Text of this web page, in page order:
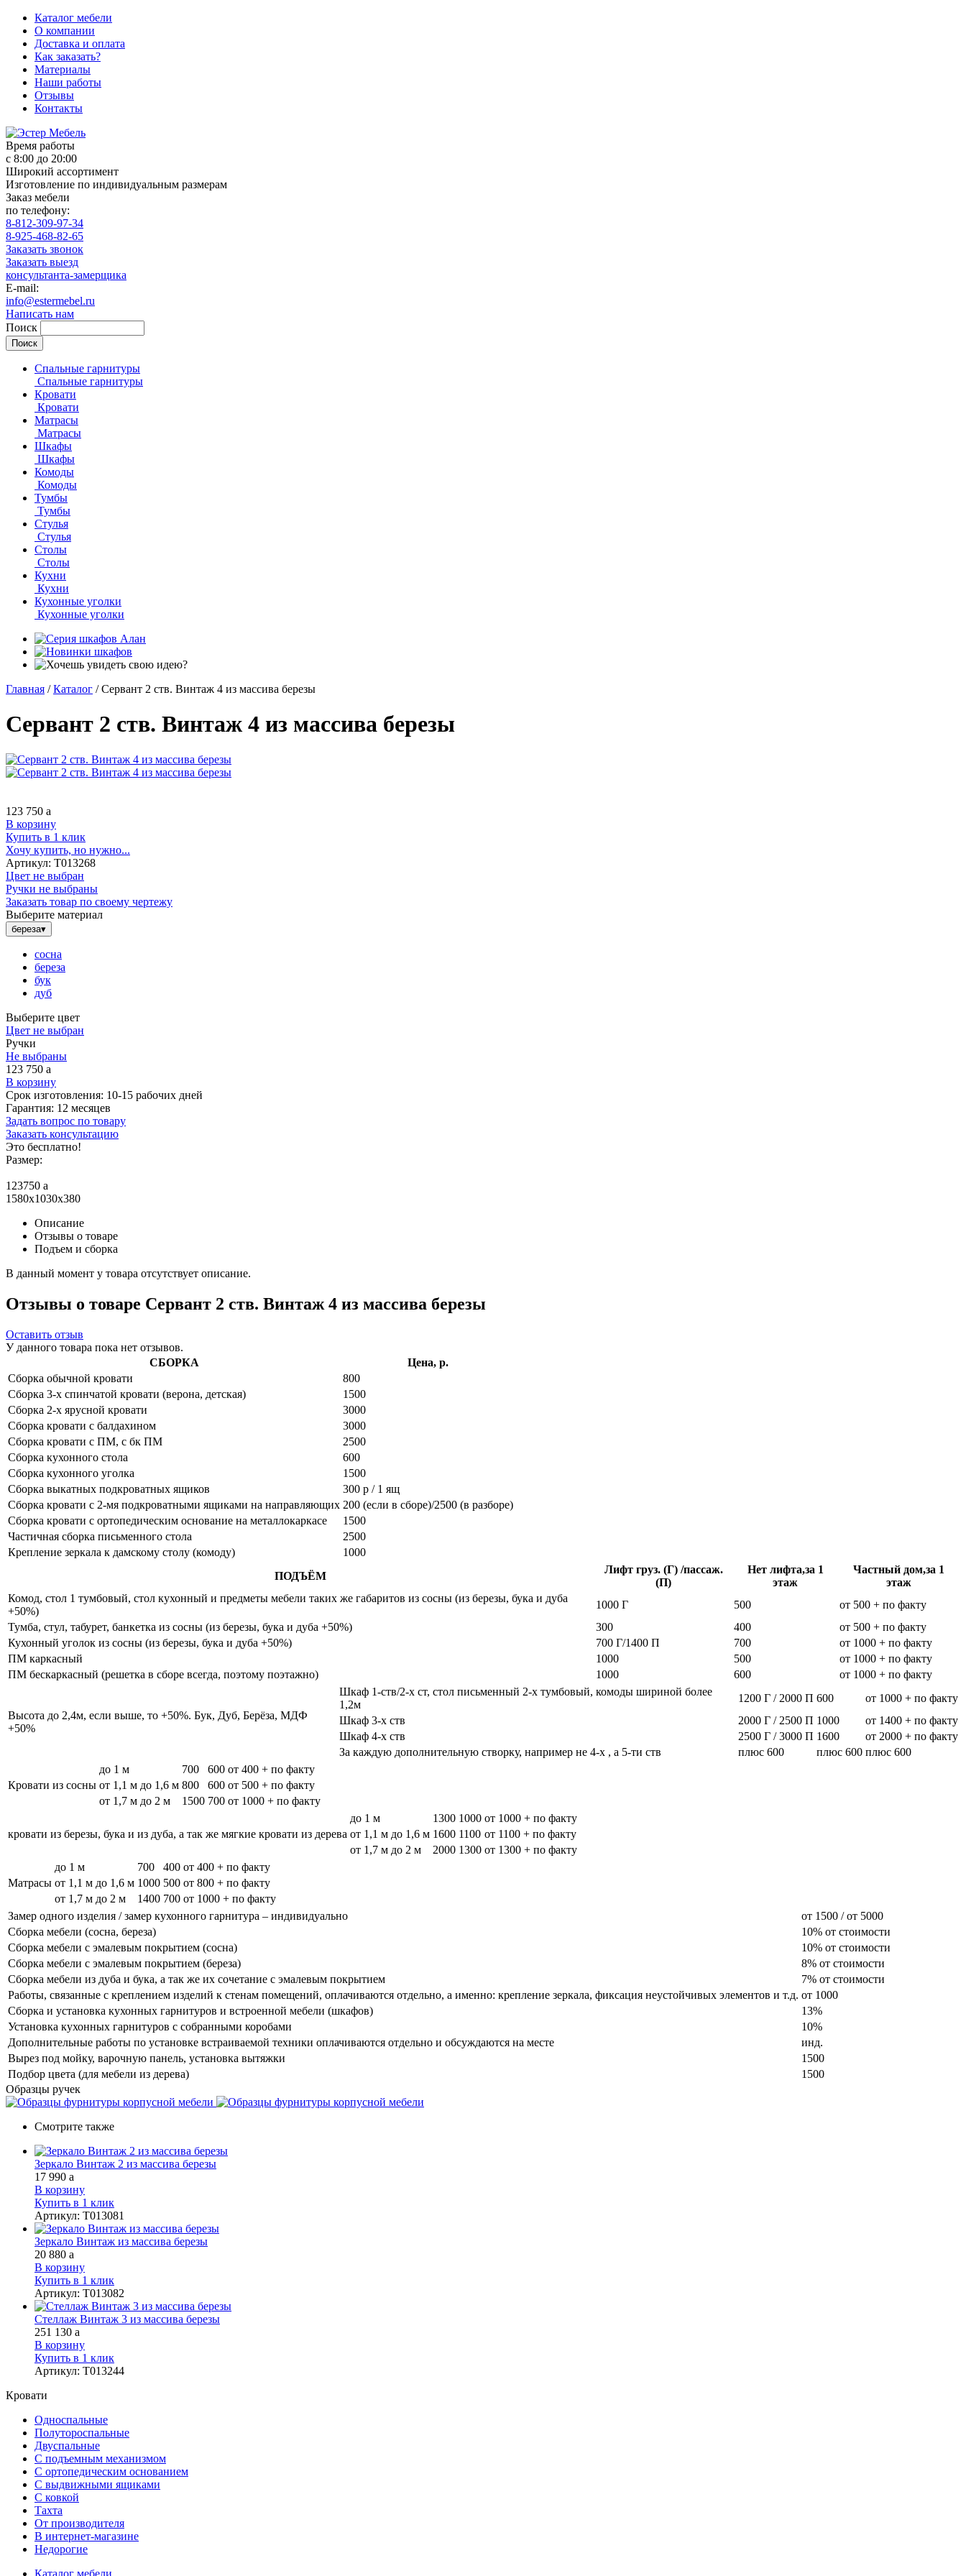
Каталог мебели
О компании
Доставка и оплата
Как заказать?
Материалы
Наши работы
Отзывы
Контакты
Время работы
с 8:00 до 20:00
Широкий ассортимент
Изготовление по индивидуальным размерам
Заказ мебели
по телефону:
8-812-309-97-34
8-925-468-82-65
Заказать звонок
Заказать выезд
консультанта-замерщика
E-mail:
info@estermebel.ru
Написать нам
Поиск
Спальные гарнитуры
Спальные гарнитуры
Кровати
Кровати
Матрасы
Матрасы
Шкафы
Шкафы
Комоды
Комоды
Тумбы
Тумбы
Стулья
Стулья
Столы
Столы
Кухни
Кухни
Кухонные уголки
Кухонные уголки
Главная / Каталог / Сервант 2 ств. Винтаж 4 из массива березы
Сервант 2 ств. Винтаж 4 из массива березы
123 750 a
В корзину
Купить в 1 клик
Хочу купить, но нужно...
Артикул: Т013268
Цвет не выбран
Ручки не выбраны
Заказать товар по своему чертежу
Выберите материал
береза▾
сосна
береза
бук
дуб
Выберите цвет
Цвет не выбран
Ручки
Не выбраны
123 750 a
В корзину
Срок изготовления: 10-15 рабочих дней
Гарантия: 12 месяцев
Задать вопрос по товару
Заказать консультацию
Это бесплатно!
Размер:
123750 a
1580x1030x380
Описание
Отзывы о товаре
Подъем и сборка
В данный момент у товара отсутствует описание.
Отзывы о товаре Сервант 2 ств. Винтаж 4 из массива березы
Оставить отзыв
У данного товара пока нет отзывов.
СБОРКА
Цена, р.
Сборка обычной кровати
800
Сборка 3-х спинчатой кровати (верона, детская)
1500
Сборка 2-х ярусной кровати
3000
Сборка кровати с балдахином
3000
Сборка кровати с ПМ, с бк ПМ
2500
Сборка кухонного стола
600
Сборка кухонного уголка
1500
Сборка выкатных подкроватных ящиков
300 р / 1 ящ
Сборка кровати с 2-мя подкроватными ящиками на направляющих 200 (если в сборе)/2500 (в разборе)
Сборка кровати с ортопедическим основание на металлокаркасе
1500
Частичная сборка письменного стола
2500
Крепление зеркала к дамскому столу (комоду)
1000
ПОДЪЁМ
Лифт груз. (Г) /пассаж.
(П)
Нет лифта,за 1
этаж
Частный дом,за 1
этаж
Комод, стол 1 тумбовый, стол кухонный и предметы мебели таких же габаритов из сосны (из березы, бука и дуба
+50%)
1000 Г 500
от 500 + по факту
Тумба, стул, табурет, банкетка из сосны (из березы, бука и дуба +50%)
300 400
от 500 + по факту
Кухонный уголок из сосны (из березы, бука и дуба +50%)
700 Г/1400 П 700
от 1000 + по факту
ПМ каркасный
1000 500
от 1000 + по факту
ПМ бескаркасный (решетка в сборе всегда, поэтому поэтажно)
1000 600 от 1000 + по факту
Высота до 2,4м, если выше, то +50%. Бук, Дуб, Берёза, МДФ
+50%
Шкаф 1-ств/2-х ст, стол письменный 2-х тумбовый, комоды шириной более
1,2м
1200 Г / 2000 П 600
от 1000 + по факту
Шкаф 3-х ств
2000 Г / 2500 П 1000
от 1400 + по факту
Шкаф 4-х ств
2500 Г / 3000 П 1600
от 2000 + по факту
За каждую дополнительную створку, например не 4-х , а 5-ти ств
плюс 600 плюс 600 плюс 600
Кровати из сосны
до 1 м 700 600 от 400 + по факту
от 1,1 м до 1,6 м 800 600 от 500 + по факту
от 1,7 м до 2 м
1500 700 от 1000 + по факту
кровати из березы, бука и из дуба, а так же мягкие кровати из дерева
до 1 м 1300 1000 от 1000 + по факту
от 1,1 м до 1,6 м 1600 1100 от 1100 + по факту
от 1,7 м до 2 м
2000 1300 от 1300 + по факту
Матрасы
до 1 м 700 400 от 400 + по факту
от 1,1 м до 1,6 м 1000 500 от 800 + по факту
от 1,7 м до 2 м
1400 700 от 1000 + по факту
Замер одного изделия / замер кухонного гарнитура – индивидуально
от 1500 / от 5000
Сборка мебели (сосна, береза)
10% от стоимости
Сборка мебели с эмалевым покрытием (сосна)
10% от стоимости
Сборка мебели с эмалевым покрытием (береза)
8% от стоимости
Сборка мебели из дуба и бука, а так же их сочетание с эмалевым покрытием
7% от стоимости
Работы, связанные с креплением изделий к стенам помещений, оплачиваются отдельно, а именно: крепление зеркала, фиксация неустойчивых элементов и т.д. от 1000
Сборка и установка кухонных гарнитуров и встроенной мебели (шкафов)
13%
Установка кухонных гарнитуров с собранными коробами
10%
Дополнительные работы по установке встраиваемой техники оплачиваются отдельно и обсуждаются на месте
инд.
Вырез под мойку, варочную панель, установка вытяжки
1500
Подбор цвета (для мебели из дерева)
1500
Образцы ручек
Смотрите также
Зеркало Винтаж 2 из массива березы
17 990 a
В корзину
Купить в 1 клик
Артикул: Т013081
Зеркало Винтаж из массива березы
20 880 a
В корзину
Купить в 1 клик
Артикул: Т013082
Стеллаж Винтаж 3 из массива березы
251 130 a
В корзину
Купить в 1 клик
Артикул: Т013244
Кровати
Односпальные
Полутороспальные
Двуспальные
С подъемным механизмом
С ортопедическим основанием
С выдвижными ящиками
С ковкой
Тахта
От производителя
В интернет-магазине
Недорогие
Каталог мебели